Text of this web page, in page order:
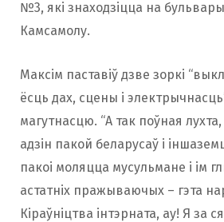
№3, які знаходзіцца на
Камсамолу.
Максім паставіў дзве зоркі
ёсць дах, сцены і
магутнасцю. “А так поўная лухта,
адзін пакой беларусаў і
пакоі моляцца мусульмане і ім
астатніх пражываючых – гэта
Кіраўніцтва інтэрната, ау! Я за